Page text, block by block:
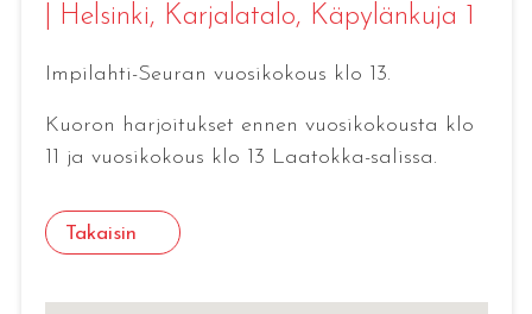
Helsinki, Karjalatalo, Käpylänkuja 1
Impilahti-Seuran vuosikokous klo 13.
Kuoron harjoitukset ennen vuosikokousta klo
11 ja vuosikokous klo 13 Laatokka-salissa.
Takaisin